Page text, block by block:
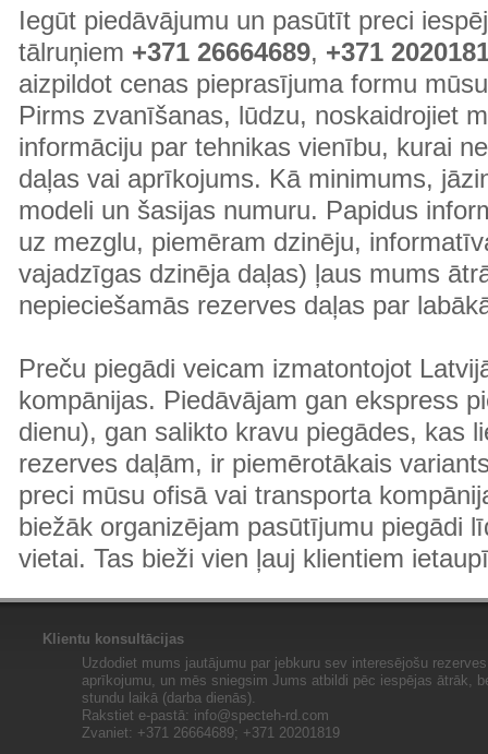
Iegūt piedāvājumu un pasūtīt preci
tālruņiem +371 26664689, +371
aizpildot cenas pieprasījuma formu
Pirms zvanīšanas, lūdzu, noskaidrojiet
informāciju par tehnikas vienību, kurai
daļas vai aprīkojums. Kā minimums,
modeli un šasijas numuru. Papidus
uz mezglu, piemēram dzinēju,
vajadzīgas dzinēja daļas) ļaus mums
nepieciešamās rezerves daļas par
Preču piegādi veicam izmatontojot
kompānijas. Piedāvājam gan ekspress
dienu), gan salikto kravu piegādes, kas
rezerves daļām, ir piemērotākais
preci mūsu ofisā vai transporta
biežāk organizējam pasūtījumu piegādi
vietai. Tas bieži vien ļauj klientiem
Klientu konsultācijas
Uzdodiet mums jautājumu par jebkuru sev interesējošu
aprīkojumu, un mēs sniegsim Jums atbildi pēc iespējas ātrāk,
stundu laikā (darba dienās).
Rakstiet e-pastā: info@specteh-rd.com
Zvaniet: +371 26664689; +371 20201819